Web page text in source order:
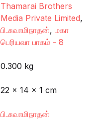
Thamarai Brothers
Media Private Limited,
பி.சுவாமிநாதன், மகா
பெரியவா பாகம் - 8
0.300 kg
22 × 14 × 1 cm
பி.சுவாமிநாதன்